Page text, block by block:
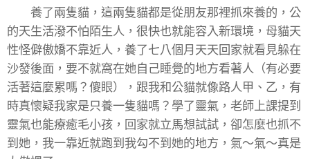
養了兩隻貓，這兩隻貓都是從朋友那裡抓來養的，公
的天生活潑不怕陌生人，很快也就能容入新環境，母貓天
性怪僻傲嬌不靠近人，養了七八個月天天回家就看見躲在
沙發後面，要不就窩在她自己睡覺的地方看著人（有必要
活著這麼累嗎？傻眼），跟我和公貓就像路人甲、乙，有
時真懷疑我家是只養一隻貓嗎？學了靈氣，老師上課提到
靈氣也能療癒毛小孩，回家就立馬想試試，卻怎麼也抓不
到她，我一靠近就跑到我勾不到她的地方，氣～氣～真是